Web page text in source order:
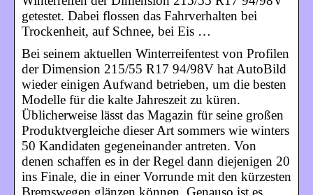
getestet. Dabei flossen das Fahrverhalten bei
Trockenheit, auf Schnee, bei Eis …
Bei seinem aktuellen Winterreifentest von Profilen
der Dimension 215/55 R17 94/98V hat AutoBild
wieder einigen Aufwand betrieben, um die besten
Modelle für die kalte Jahreszeit zu küren.
Üblicherweise lässt das Magazin für seine großen
Produktvergleiche dieser Art sommers wie winters
50 Kandidaten gegeneinander antreten. Von
denen schaffen es in der Regel dann diejenigen 20
ins Finale, die in einer Vorrunde mit den kürzesten
Bremswegen glänzen können. Genauso ist es